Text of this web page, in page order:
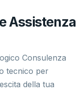
Assistenza
Consulenza
tecnico per
della tua